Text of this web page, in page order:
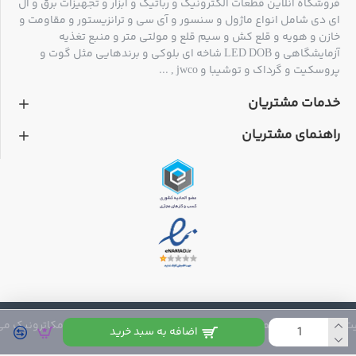
اضافه به سبد خرید
کیفیت از این محصول در بازار موجود است و کلیه محصولات با
کیفیت پروسکیت تایوان تولید و عرضه میگردند
فروشگاه آنلاین قطعات الکترونیک و رباتیک و ابزار و تجهیزات برق و ال
ای دی شامل انواع ماژول و سنسور و آی سی و ترانزیستور و مقاومت و
خازن و هویه و قلع کش و سیم قلع و مولتی متر و منبع تغذیه
آزمایشگاهی و LED DOB شاخه ای بلوکی و برندهایی مثل گوت و
پروسکیت و گرداک و توشیبا و jwco , ...
خدمات مشتریان
راهنمای مشتریان
فروشگاه مکاترونیک می باشد